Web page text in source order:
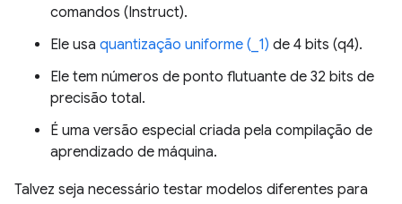
comandos (Instruct).
Ele usa quantização uniforme (_1) de 4 bits (q4).
Ele tem números de ponto flutuante de 32 bits de
precisão total.
É uma versão especial criada pela compilação de
aprendizado de máquina.
Talvez seja necessário testar modelos diferentes para